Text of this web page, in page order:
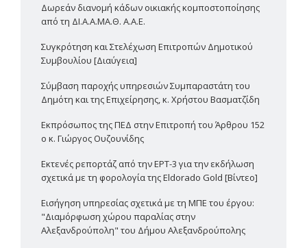
Δωρεάν διανομή κάδων οικιακής κομποστοποίησης
από τη ΔΙ.Α.Α.ΜΑ.Θ. Α.Α.Ε.
Συγκρότηση και Στελέχωση Επιτροπών Δημοτικού
Συμβουλίου [Διαύγεια]
Σύμβαση παροχής υπηρεσιών Συμπαραστάτη του
Δημότη και της Επιχείρησης, κ. Χρήστου Βασματζίδη
Εκπρόσωπος της ΠΕΔ στην Επιτροπή του Άρθρου 152
ο κ. Γιώργος Ουζουνίδης
Εκτενές ρεπορτάζ από την ΕΡΤ-3 για την εκδήλωση
σχετικά με τη φορολογία της Eldorado Gold [Βίντεο]
Εισήγηση υπηρεσίας σχετικά με τη ΜΠΕ του έργου:
"Διαμόρφωση χώρου παραλίας στην
Αλεξανδρούπολη" του Δήμου Αλεξανδρούπολης